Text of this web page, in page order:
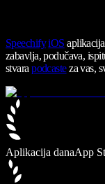
Speechify iOS
zabavlja, podučava,
stvarapodcasteza vas,
Aplikacija danaApp